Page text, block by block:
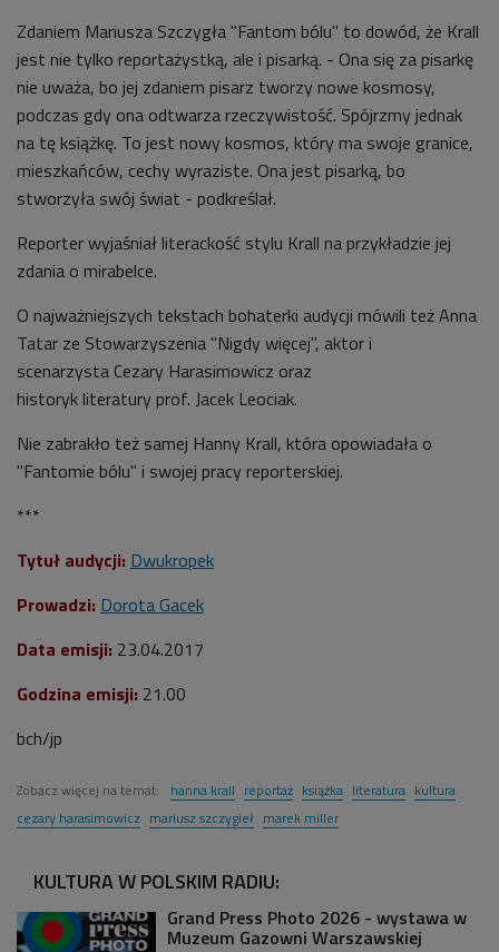
Zdaniem Mariusza Szczygła "Fantom bólu" to dowód, że Krall
jest nie tylko reportażystką, ale i pisarką. - Ona się za pisarkę
nie uważa, bo jej zdaniem pisarz tworzy nowe kosmosy,
podczas gdy ona odtwarza rzeczywistość. Spójrzmy jednak
na tę książkę. To jest nowy kosmos, który ma swoje granice,
mieszkańców, cechy wyraziste. Ona jest pisarką, bo
stworzyła swój świat - podkreślał.
Reporter wyjaśniał literackość stylu Krall na przykładzie jej
zdania o mirabelce.
O najważniejszych tekstach bohaterki audycji mówili teżAnna
Tatar ze Stowarzyszenia "Nigdy więcej", aktor i
scenarzysta Cezary Harasimowicz oraz
historyk literatury prof. Jacek Leociak.
Nie zabrakło też samej Hanny Krall, która opowiadała o
"Fantomie bólu" i swojej pracy reporterskiej.
***
Tytuł audycji: Dwukropek
Prowadzi: Dorota Gacek
Data emisji: 23.04.2017
Godzina emisji: 21.00
bch/jp
Zobacz więcej na temat: hanna krall reportaż książka literatura kultura
cezary harasimowicz mariusz szczygieł marek miller
KULTURA W POLSKIM RADIU:
Grand Press Photo 2026 - wystawa w
Muzeum Gazowni Warszawskiej